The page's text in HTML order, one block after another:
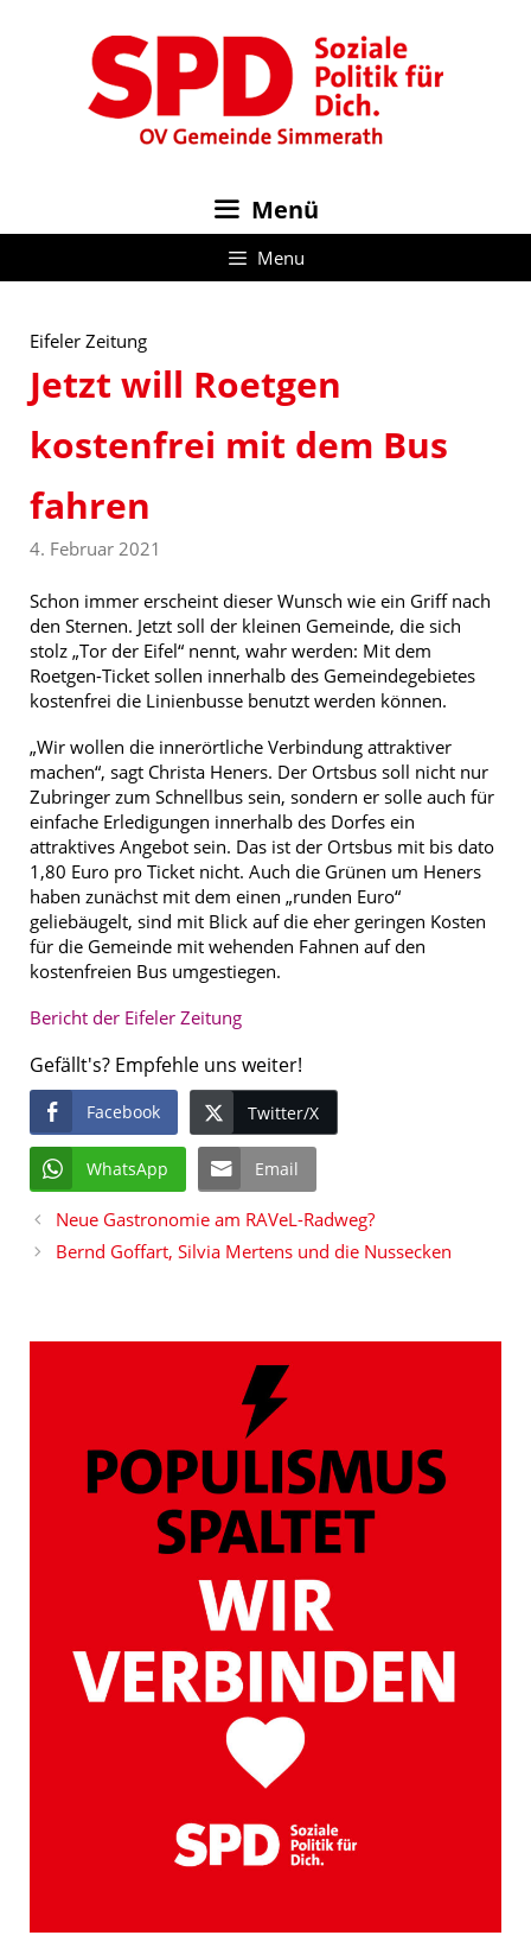
Menü
Menu
Eifeler Zeitung
Jetzt will Roetgen
kostenfrei mit dem Bus
fahren
4. Februar 2021
Schon immer erscheint dieser Wunsch wie ein Griff nach
den Sternen. Jetzt soll der kleinen Gemeinde, die sich
stolz „Tor der Eifel“ nennt, wahr werden: Mit dem
Roetgen-Ticket sollen innerhalb des Gemeindegebietes
kostenfrei die Linienbusse benutzt werden können.
„Wir wollen die innerörtliche Verbindung attraktiver
machen“, sagt Christa Heners. Der Ortsbus soll nicht nur
Zubringer zum Schnellbus sein, sondern er solle auch für
einfache Erledigungen innerhalb des Dorfes ein
attraktives Angebot sein. Das ist der Ortsbus mit bis dato
1,80 Euro pro Ticket nicht. Auch die Grünen um Heners
haben zunächst mit dem einen „runden Euro“
geliebäugelt, sind mit Blick auf die eher geringen Kosten
für die Gemeinde mit wehenden Fahnen auf den
kostenfreien Bus umgestiegen.
Bericht der Eifeler Zeitung
Gefällt's? Empfehle uns weiter!
Facebook Twitter/X
WhatsApp Email
Neue Gastronomie am RAVeL-Radweg?
Bernd Goffart, Silvia Mertens und die Nussecken